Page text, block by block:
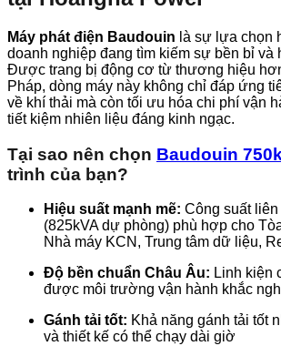
Máy phát điện Baudouin là sự lựa chọn
doanh nghiệp đang tìm kiếm sự bền bỉ và
Được trang bị động cơ từ thương hiệu
Pháp, dòng máy này không chỉ đáp ứng
về khí thải mà còn tối ưu hóa chi phí vận
tiết kiệm nhiên liệu đáng kinh ngạc.
Tại sao nên chọn Baudouin
trình của bạn?
Hiệu suất mạnh mẽ: Công suất liên
(825kVA dự phòng) phù hợp cho
Nhà máy KCN, Trung tâm dữ liệu,
Độ bền chuẩn Châu Âu: Linh kiện
được môi trường vận hành khắc
Gánh tải tốt: Khả năng gánh tải tốt
và thiết kế có thể chạy dài giờ